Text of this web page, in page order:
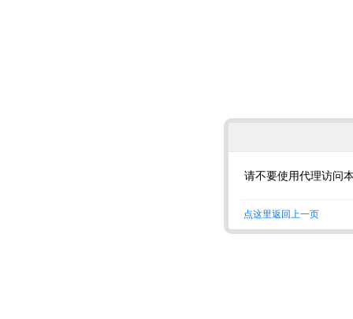
请不要使用代理访问
点这里返回上一页